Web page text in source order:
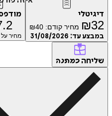
דיגיטלי
₪32 מחיר קודם: ₪40
במבצע עד: 31/08/2026 מחיר על
שליחה כמתנה